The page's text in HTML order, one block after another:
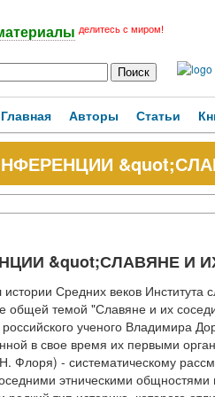
делитесь с миром!
Главная Авторы Статьи
&quot;СЛАВЯНЕ И
Средних веков
общей темой "Славяне и их
ученого Владимира
в свое время их первыми
Флоря) - систематическому
этническими